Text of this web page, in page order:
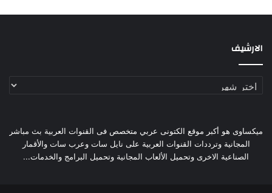
الارشيف
الارشيف
ميكساوى هو أكبر موقع الكتونى عربي متخصص فى القنوات العربية بث مباشر
المجانية وترددات القنوات العربية على نايل سات وعرب سات والأقمار
الصناعية الاخرى وتحميل الألعاب المجانية وتحميل البرامج والخدمات...